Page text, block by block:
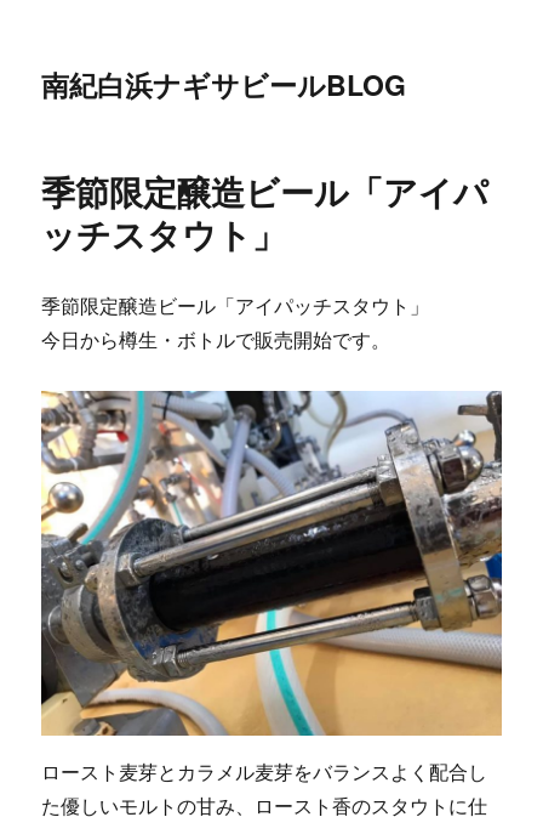
南紀白浜ナギサビールBLOG
季節限定醸造ビール「アイパ
ッチスタウト」
季節限定醸造ビール「アイパッチスタウト」
今日から樽生・ボトルで販売開始です。
ロースト麦芽とカラメル麦芽をバランスよく配合し
た優しいモルトの甘み、ロースト香のスタウトに仕